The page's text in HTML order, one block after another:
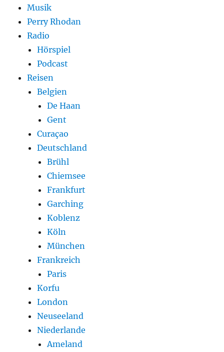
Musik
Perry Rhodan
Radio
Hörspiel
Podcast
Reisen
Belgien
De Haan
Gent
Curaçao
Deutschland
Brühl
Chiemsee
Frankfurt
Garching
Koblenz
Köln
München
Frankreich
Paris
Korfu
London
Neuseeland
Niederlande
Ameland